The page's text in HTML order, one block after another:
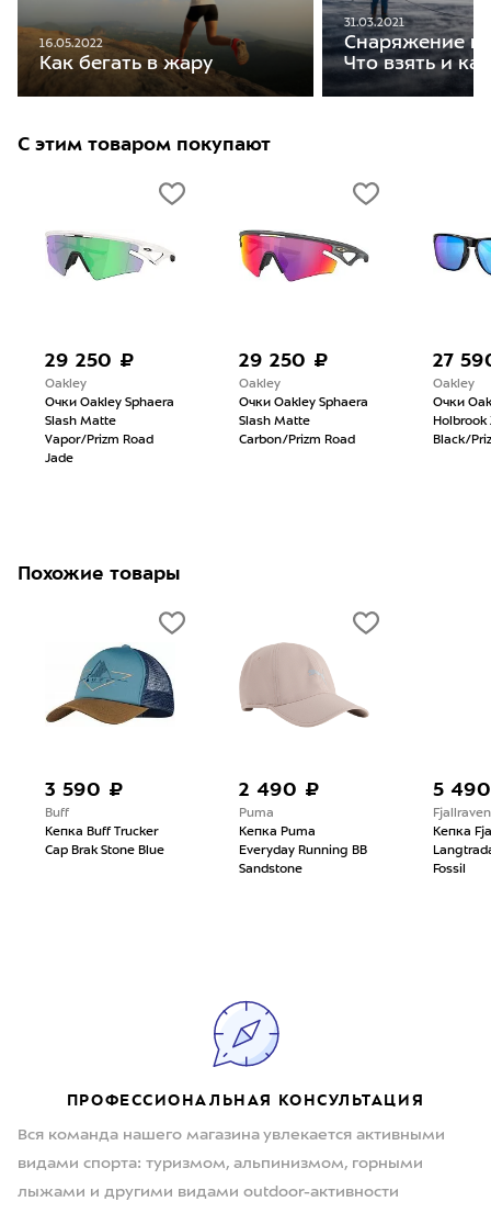
16.05.2022
Как бегать в жару
31.03.2021
Снаряжение
Что взять и
С этим товаром покупают
29 250 ₽
Oakley
Очки Oakley Sphaera
Slash Matte
Vapor/Prizm Road
Jade
29 250 ₽
Oakley
Очки Oakley Sphaera
Slash Matte
Carbon/Prizm Road
27
Oakley
Очки
Holbrook
Black/
Похожие товары
3 590 ₽
Buff
Кепка Buff Trucker
Cap Brak Stone Blue
2 490 ₽
Puma
Кепка Puma
Everyday Running BB
Sandstone
5
Fjallraven
Кепка
Fossil
ПРОФЕССИОНАЛЬНАЯ КОНСУЛЬТАЦИЯ
Вся команда нашего магазина увлекается активными
видами спорта: туризмом, альпинизмом, горными
лыжами и другими видами outdoor-активности